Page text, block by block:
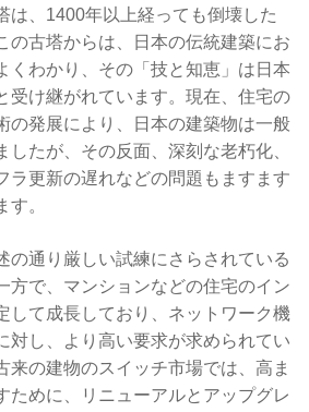
は、1400年以上経っても倒壊した
の古塔からは、日本の伝統建築にお
くわかり、その「技と知恵」は日本
受け継がれています。現在、住宅の
の発展により、日本の建築物は一般
したが、その反面、深刻な老朽化、
ラ更新の遅れなどの問題もますます
。
の通り厳しい試練にさらされている
方で、マンションなどの住宅のイン
して成長しており、ネットワーク機
対し、より高い要求が求められてい
来の建物のスイッチ市場では、高ま
ために、リニューアルとアップグレ